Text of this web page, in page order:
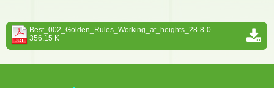
356.15 K